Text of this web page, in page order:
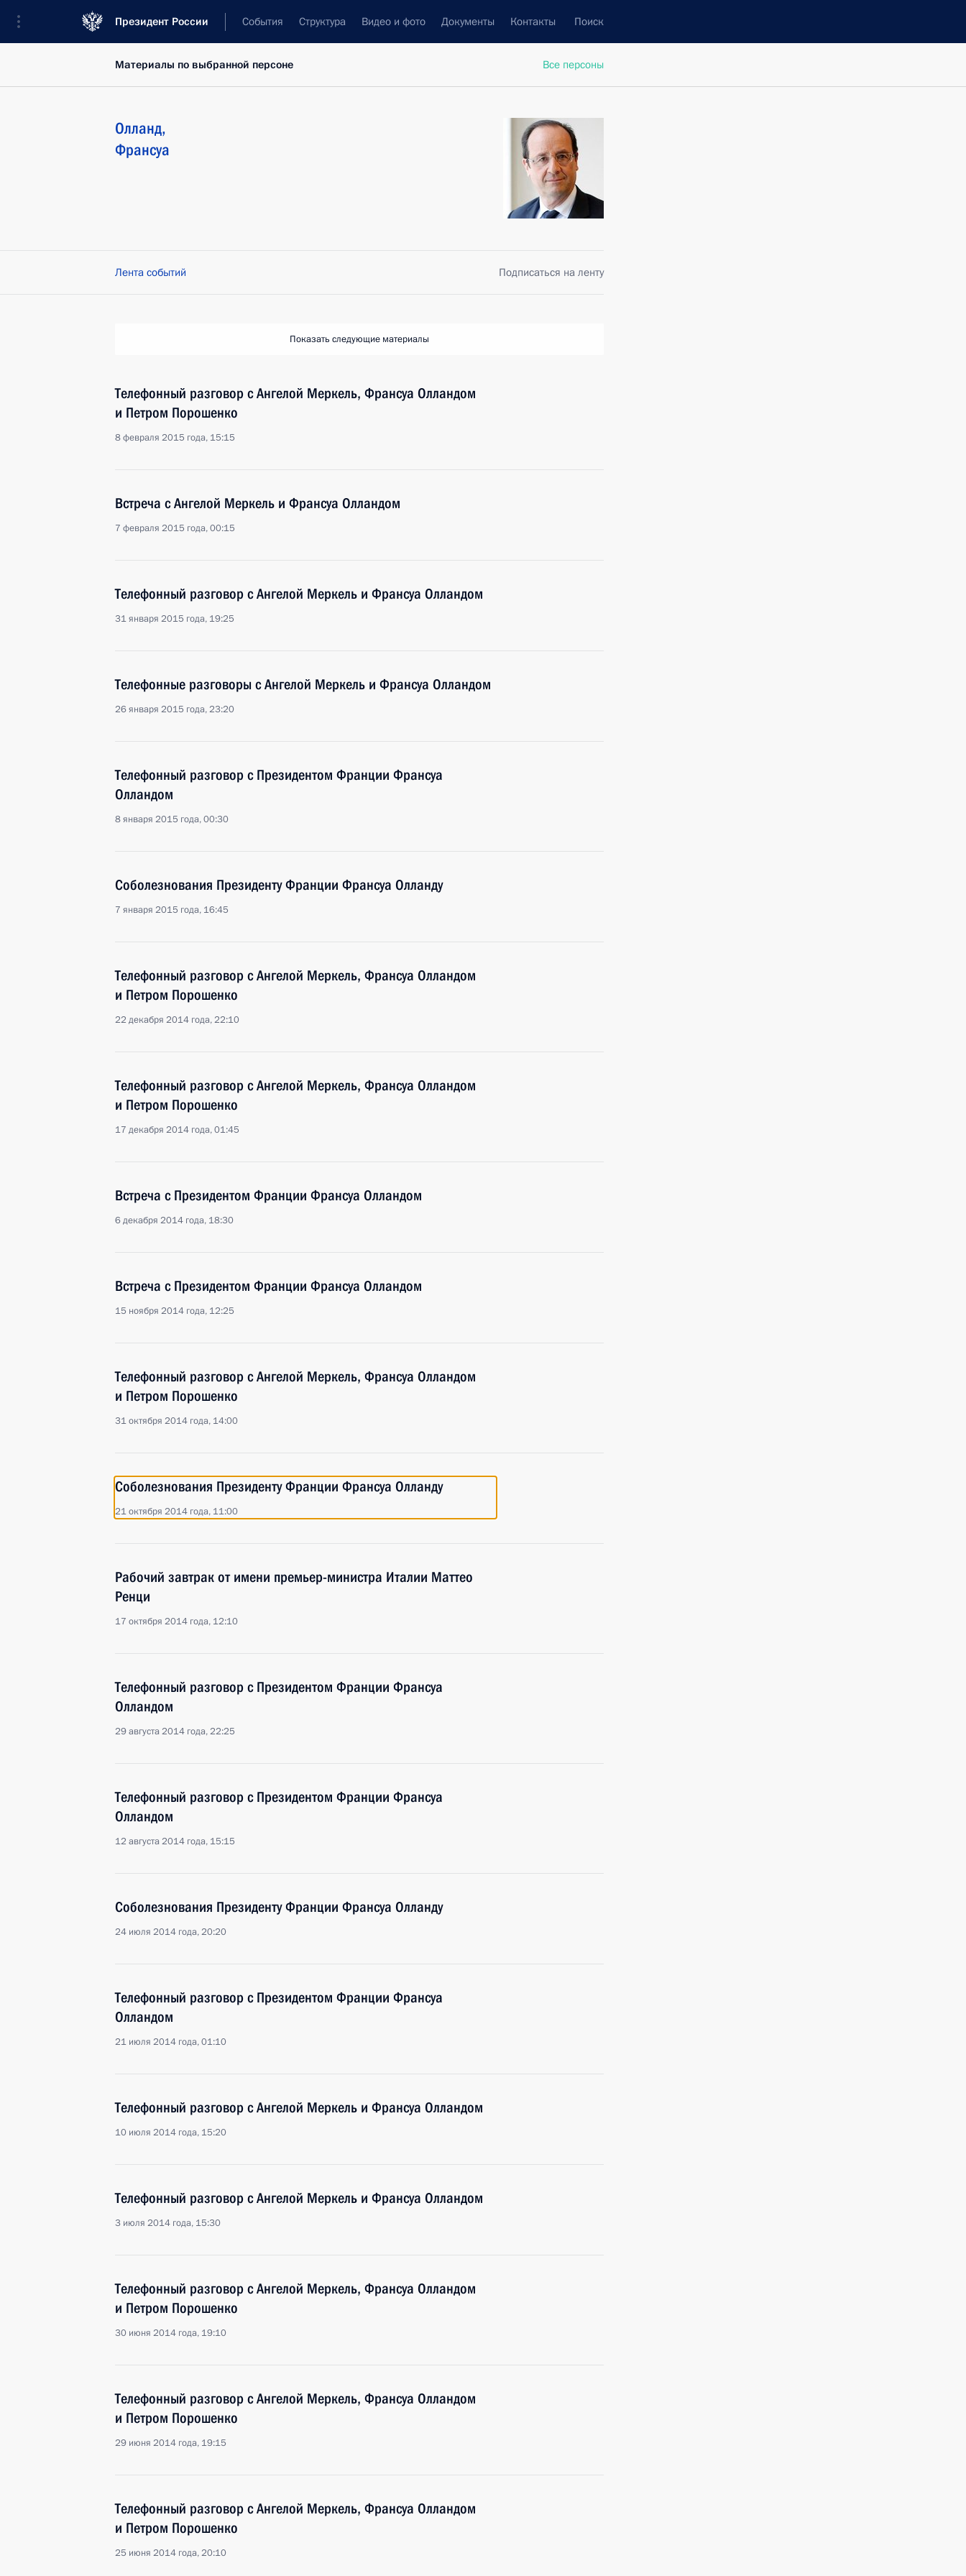
Президент России События Структура Видео и фото Документы Контакты Поиск
Все персоны
Материалы по выбранной персоне
Олланд,
Франсуа
Лента событий Подписаться на ленту
Показать следующие материалы
Телефонный разговор с Ангелой Меркель, Франсуа Олландом
и Петром Порошенко
8 февраля 2015 года, 15:15
Встреча с Ангелой Меркель и Франсуа Олландом
7 февраля 2015 года, 00:15
Телефонный разговор с Ангелой Меркель и Франсуа Олландом
31 января 2015 года, 19:25
Телефонные разговоры с Ангелой Меркель и Франсуа Олландом
26 января 2015 года, 23:20
Телефонный разговор с Президентом Франции Франсуа
Олландом
8 января 2015 года, 00:30
Соболезнования Президенту Франции Франсуа Олланду
7 января 2015 года, 16:45
Телефонный разговор с Ангелой Меркель, Франсуа Олландом
и Петром Порошенко
22 декабря 2014 года, 22:10
Телефонный разговор с Ангелой Меркель, Франсуа Олландом
и Петром Порошенко
17 декабря 2014 года, 01:45
Встреча с Президентом Франции Франсуа Олландом
6 декабря 2014 года, 18:30
Встреча с Президентом Франции Франсуа Олландом
15 ноября 2014 года, 12:25
Телефонный разговор с Ангелой Меркель, Франсуа Олландом
и Петром Порошенко
31 октября 2014 года, 14:00
Соболезнования Президенту Франции Франсуа Олланду
21 октября 2014 года, 11:00
Рабочий завтрак от имени премьер-министра Италии Маттео
Ренци
17 октября 2014 года, 12:10
Телефонный разговор с Президентом Франции Франсуа
Олландом
29 августа 2014 года, 22:25
Телефонный разговор с Президентом Франции Франсуа
Олландом
12 августа 2014 года, 15:15
Соболезнования Президенту Франции Франсуа Олланду
24 июля 2014 года, 20:20
Телефонный разговор с Президентом Франции Франсуа
Олландом
21 июля 2014 года, 01:10
Телефонный разговор с Ангелой Меркель и Франсуа Олландом
10 июля 2014 года, 15:20
Телефонный разговор с Ангелой Меркель и Франсуа Олландом
3 июля 2014 года, 15:30
Телефонный разговор с Ангелой Меркель, Франсуа Олландом
и Петром Порошенко
30 июня 2014 года, 19:10
Телефонный разговор с Ангелой Меркель, Франсуа Олландом
и Петром Порошенко
29 июня 2014 года, 19:15
Телефонный разговор с Ангелой Меркель, Франсуа Олландом
и Петром Порошенко
25 июня 2014 года, 20:10